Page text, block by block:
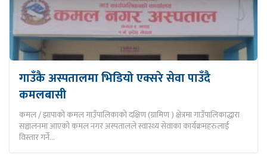
गाउँकै अस्पतालमा भिडियो एक्सरे सेवा पाउँदै
कमलबासी
कमल / झापाको कमल गाउँपालिकाको दक्षिण (ग्रामिण ) क्षेत्रमा गाउँपालिकाद्धारा
सञ्चालनमा आएको कमल नगर अस्पतालले स्वास्थ्य सेवाका कार्यक्रमहरुलाई
विस्तार गर्ने…